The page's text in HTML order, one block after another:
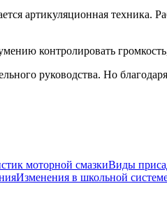
артикуляционная техника.
контролировать
руководства. Но
Виды
Изменения в школьной